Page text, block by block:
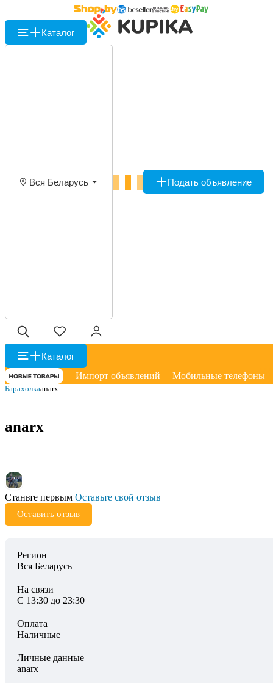
Каталог
Вся Беларусь Подать объявление
Каталог
Импорт объявлений
Мобильные телефоны
Барахолкаanarx
anarx
Станьте первым Оставьте свой отзыв
Оставить отзыв
Регион
Вся Беларусь
На связи
С 13:30 до 23:30
Оплата
Наличные
Личные данные
anarx